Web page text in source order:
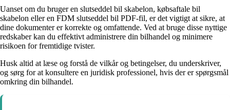
Uanset om du bruger en slutseddel bil skabelon, købsaftale bil
skabelon eller en FDM slutseddel bil PDF-fil, er det vigtigt at sikre, at
dine dokumenter er korrekte og omfattende. Ved at bruge disse nyttige
redskaber kan du effektivt administrere din bilhandel og minimere
risikoen for fremtidige tvister.
Husk altid at læse og forstå de vilkår og betingelser, du underskriver,
og sørg for at konsultere en juridisk professionel, hvis der er spørgsmål
omkring din bilhandel.